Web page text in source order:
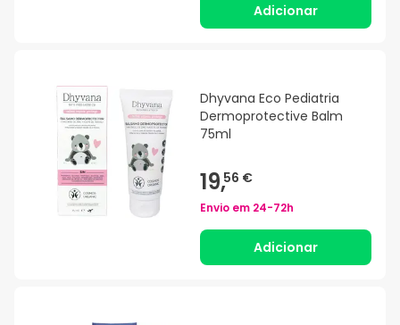
Adicionar
Dhyvana Eco Pediatria
Dermoprotective Balm
75ml
19,56 €
Envio em 24-72h
Adicionar